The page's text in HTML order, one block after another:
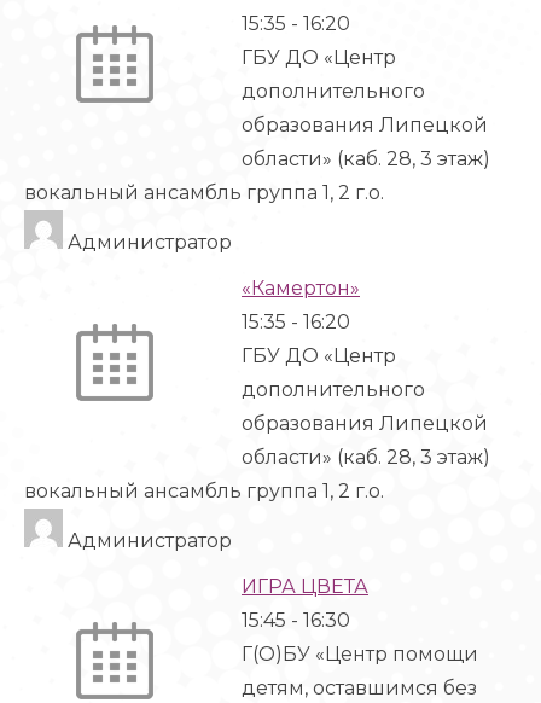
15:35 - 16:20
ГБУ ДО «Центр
дополнительного
образования Липецкой
области» (каб. 28, 3 этаж)
вокальный ансамбль группа 1, 2 г.о.
Администратор
«Камертон»
15:35 - 16:20
ГБУ ДО «Центр
дополнительного
образования Липецкой
области» (каб. 28, 3 этаж)
вокальный ансамбль группа 1, 2 г.о.
Администратор
ИГРА ЦВЕТА
15:45 - 16:30
Г(О)БУ «Центр помощи
детям, оставшимся без